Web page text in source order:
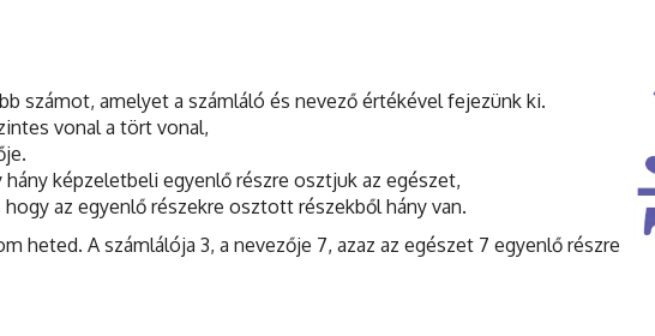
számot, amelyet a számláló és nevező értékével fejezünk ki.
vonal a tört vonal,
képzeletbeli egyenlő részre osztjuk az egészet,
az egyenlő részekre osztott részekből hány van.
heted. A számlálója 3, a nevezője 7, azaz az egészet 7 egyenlő részre